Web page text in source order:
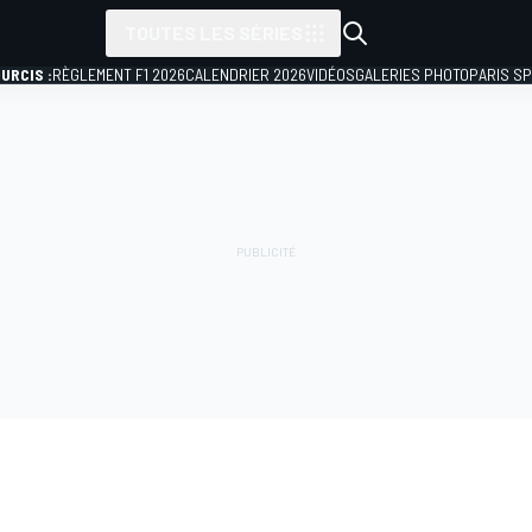
:RÈGLEMENT F1 2026CALENDRIER 2026VIDÉOSGALERIES PHOTOPARIS